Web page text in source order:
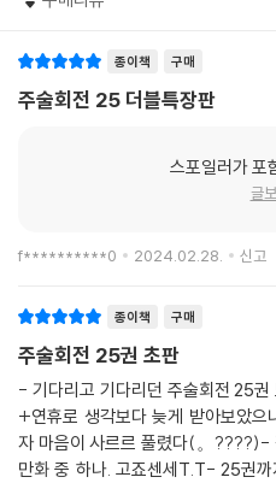
종이책 구매
주술회전 25 더블특장판
스포일러가 포
글
f**********0 2024.02.28. 신고
종이책 구매
주술회전 25권 초판
- 기다리고 기다리던 주술회전 25권
+연휴로 생각보다 늦게 받아보았으
자 마음이 사르르 풀렸다(。????)-
만화 중 하나. 고죠센세T.T- 25권까